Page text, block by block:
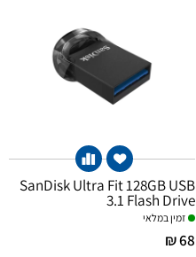
SanDisk Ultra Fit 128GB USB
3.1 Flash Drive
זמין במלאי
68 ₪